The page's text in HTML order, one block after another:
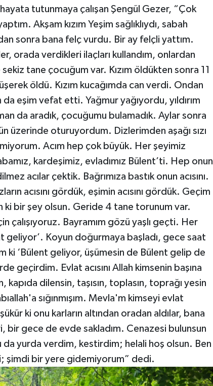
tutunmaya çalışan Şengül Gezer, “Çok
Akşam kızım Yeşim sağlıklıydı, sabah
sonra bana felç vurdu. Bir ay felçli yattım.
orada verdikleri ilaçları kullandım, onlardan
tane çocuğum var. Kızım öldükten sonra 11
öldü. Kızım kucağımda can verdi. Ondan
eşim vefat etti. Yağmur yağıyordu, yıldırım
da aradık, çocuğumu bulamadık. Aylar sonra
üzerinde oturuyordum. Dizlerimden aşağı sızı
Acım hep çok büyük. Her şeyimiz
kardeşimiz, evladımız Bülent’ti. Hep onun
acılar çektik. Bağrımıza bastık onun acısını.
acısını gördük, eşimin acısını gördük. Geçim
ki bir şey olsun. Geride 4 tane torunum var.
çalışıyoruz. Bayramım gözü yaşlı geçti. Her
geliyor’. Koyun doğurmaya başladı, gece saat
ki ‘Bülent geliyor, üşümesin de Bülent gelip de
geçirdim. Evlat acısını Allah kimsenin başına
kapıda dilensin, taşısın, toplasın, toprağı yesin
sığınmışım. Mevla'm kimseyi evlat
şükür ki onu karların altından oradan aldılar, bana
gece de evde sakladım. Cenazesi bulunsun
yurda verdim, kestirdim; helali hoş olsun. Ben
şimdi bir yere gidemiyorum” dedi.